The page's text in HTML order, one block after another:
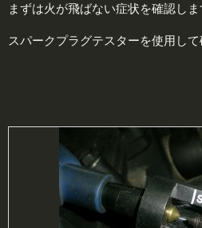
まずは火が飛ばない症状を確認しま
スパークプラグテスターを使用して